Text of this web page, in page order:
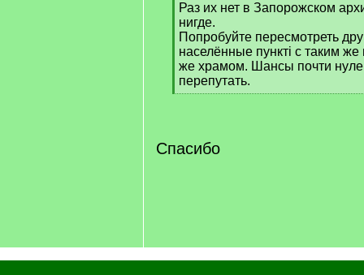
]
Раз их нет в Запорожском
нигде.
Попробуйте пересмотреть
населённые пункті с таким
же храмом. Шансы почти
перепутать.
[
Спасибо